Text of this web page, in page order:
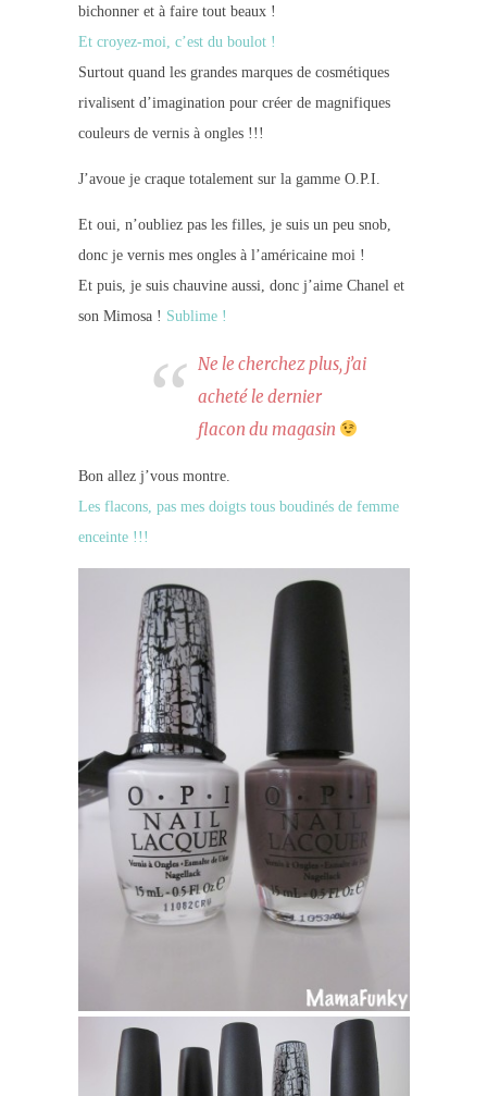
bichonner et à faire tout beaux !
Et croyez-moi, c’est du boulot !
Surtout quand les grandes marques de cosmétiques
rivalisent d’imagination pour créer de magnifiques
couleurs de vernis à ongles !!!
J’avoue je craque totalement sur la gamme O.P.I.
Et oui, n’oubliez pas les filles, je suis un peu snob,
donc je vernis mes ongles à l’américaine moi !
Et puis, je suis chauvine aussi, donc j’aime Chanel et
son Mimosa ! Sublime !
Ne le cherchez plus, j’ai
acheté le dernier
flacon du magasin
Bon allez j’vous montre.
Les flacons, pas mes doigts tous boudinés de femme
enceinte !!!